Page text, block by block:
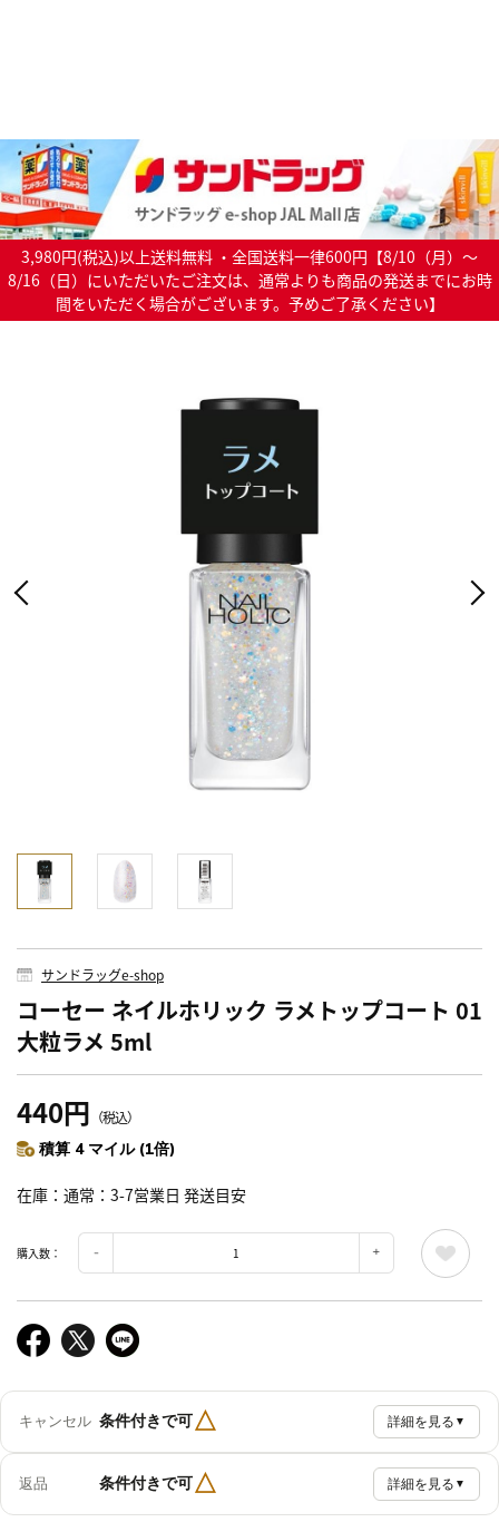
3,980円(税込)以上送料無料 ・全国送料一律600円【8/10（月）～
8/16（日）にいただいたご注文は、通常よりも商品の発送までにお時
間をいただく場合がございます。予めご了承ください】
サンドラッグe-shop
コーセー ネイルホリック ラメトップコート 01
大粒ラメ 5ml
440円 （税込）
積算 4 マイル (1倍)
在庫 通常：3-7営業日 発送目安
購入数：
キャンセル 条件付きで可△ 詳細を見る ▼
返品 条件付きで可△ 詳細を見る ▼